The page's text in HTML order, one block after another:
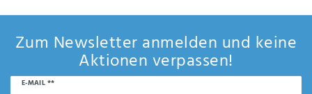
Zum Newsletter anmelden und keine
Aktionen verpassen!
E-MAIL **
Newsletter